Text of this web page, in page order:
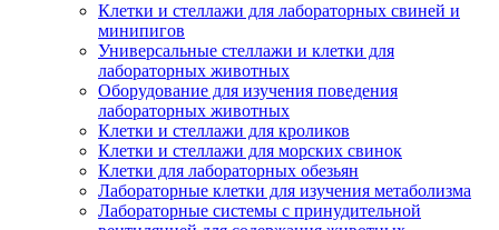
Клетки и стеллажи для лабораторных свиней и
минипигов
Универсальные стеллажи и клетки для
лабораторных животных
Оборудование для изучения поведения
лабораторных животных
Клетки и стеллажи для кроликов
Клетки и стеллажи для морских свинок
Клетки для лабораторных обезьян
Лабораторные клетки для изучения метаболизма
Лабораторные системы с принудительной